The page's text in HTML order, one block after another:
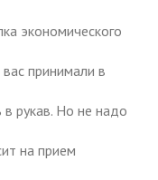
экономического
принимали в
рукав. Но не надо
на прием